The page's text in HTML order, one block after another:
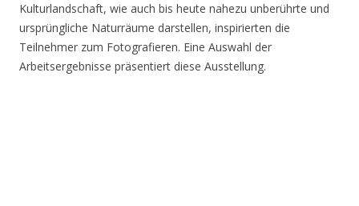
Kulturlandschaft, wie auch bis heute nahezu unberührte und
ursprüngliche Naturräume darstellen, inspirierten die
Teilnehmer zum Fotografieren. Eine Auswahl der
Arbeitsergebnisse präsentiert diese Ausstellung.